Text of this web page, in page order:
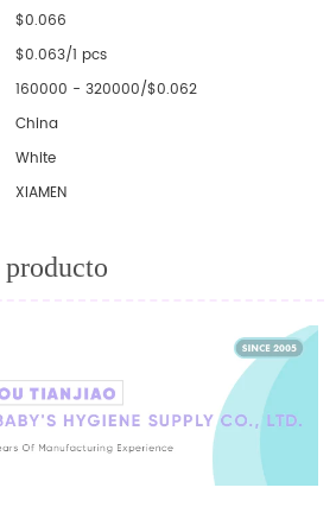
$0.066
$0.063/1 pcs
160000 - 320000/$0.062
China
White
XIAMEN